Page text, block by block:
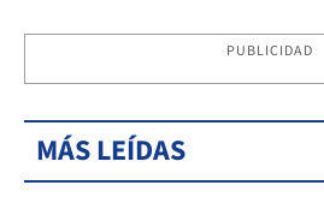
PUBLICIDAD
MÁS LEÍDAS